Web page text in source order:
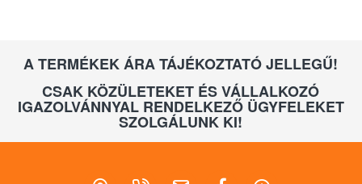
A TERMÉKEK ÁRA TÁJÉKOZTATÓ JELLEGŰ!
CSAK KÖZÜLETEKET ÉS VÁLLALKOZÓ
IGAZOLVÁNNYAL RENDELKEZŐ ÜGYFELEKET
SZOLGÁLUNK KI!